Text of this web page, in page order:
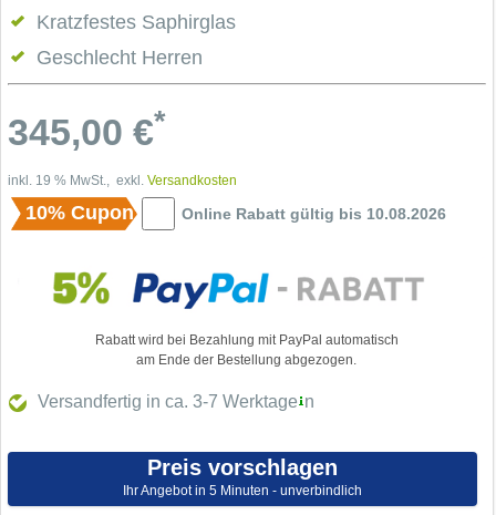
Kratzfestes Saphirglas
Geschlecht Herren
345,00 €*
inkl. 19 % MwSt., exkl. Versandkosten
10% Cupon Online Rabatt gültig bis 10.08.2026
Rabatt wird bei Bezahlung mit PayPal automatisch
am Ende der Bestellung abgezogen.
Versandfertig in ca. 3-7 Werktage n
Preis vorschlagen
Ihr Angebot in 5 Minuten - unverbindlich